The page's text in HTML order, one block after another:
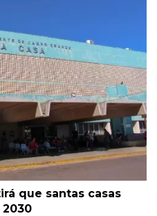
que santas casas